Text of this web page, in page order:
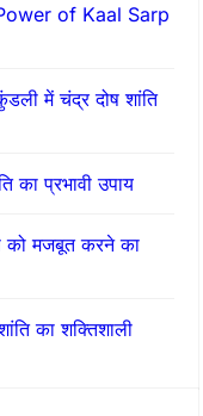
of Kaal Sarp
में चंद्र दोष शांति
का प्रभावी उपाय
को मजबूत करने का
का शक्तिशाली